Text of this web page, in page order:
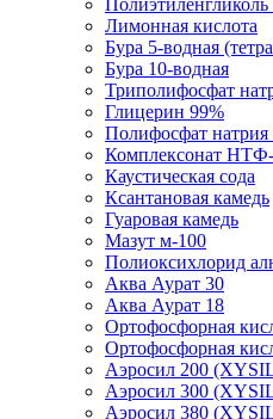
Лимонная кислота
Бура 5-водная
Бура 10-водная
Триполифосфат
Глицерин 99%
Полифосфат натрия
Комплексонат
Каустическая сода
Ксантановая камедь
Гуаровая камедь
Мазут м-100
Полиоксихлорид
Аква Аурат 30
Аква Аурат 18
Ортофосфорная
Ортофосфорная
Аэросил 200
Аэросил 300
Аэросил 380